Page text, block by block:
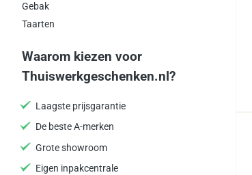
Gebak
Taarten
Waarom kiezen voor
Thuiswerkgeschenken.nl?
Laagste prijsgarantie
De beste A-merken
Grote showroom
Eigen inpakcentrale